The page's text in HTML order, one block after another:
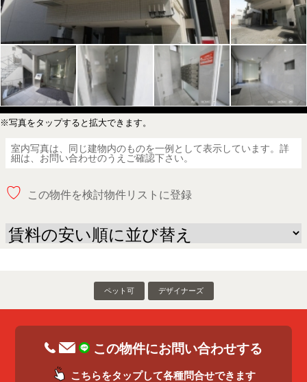
※写真をタップすると拡大できます。
室内写真は、同じ建物内のものを一例として表示しています。詳
細は、お問い合わせのうえご確認下さい。
♡ この物件を検討物件リストに登録
ペット可 デザイナーズ
この物件にお問い合わせする
こちらをタップして各種問合せできます